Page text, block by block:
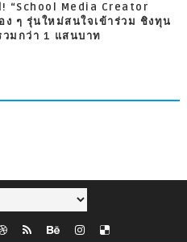
! “School Media Creator
ง ๆ รุ่นใหม่สนใจเข้าร่วม ชิงทุน
มกว่า 1 แสนบาท